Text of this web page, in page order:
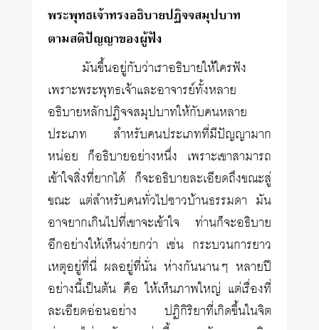
พระพุทธเจ้าทรงอธิบายปฏิจจสมุปบาท
ตามสติปัญญาของผู้ฟัง
มันขึ้นอยู่กับว่าเราอธิบายให้ใครฟัง
เพราะพระพุทธเจ้าและอาจารย์ทั้งหลาย
อธิบายหลักปฏิจจสมุปบาทให้กับคนหลาย
ประเภท สำหรับคนประเภทที่มีปัญญามาก
หน่อย ก็อธิบายอย่างหนึ่ง เพราะเขาสามารถ
เข้าใจสิ่งที่ยากได้ ก็จะอธิบายละเอียดถึงขณะสู่
ขณะ แต่สำหรับคนทั่วไปชาวบ้านธรรมดา มัน
อาจยากเกินไปที่เขาจะเข้าใจ ท่านก็จะอธิบาย
อีกอย่างให้เห็นง่ายกว่า เช่น กระบวนการยาว
เหตุอยู่ที่นี่ ผลอยู่ที่นั่น ห่างกันนานๆ หลายปี
อย่างนี้เป็นต้น คือ ให้เห็นภาพใหญ่ แต่เรื่องที่
ละเอียดอ่อนอย่าง ปฏิกิริยาที่เกิดขึ้นในจิต